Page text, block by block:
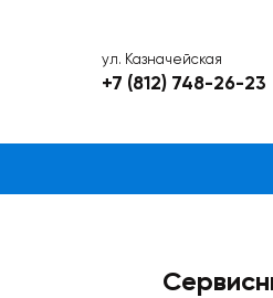
ул. Казначейская
+7 (812) 748-26-23